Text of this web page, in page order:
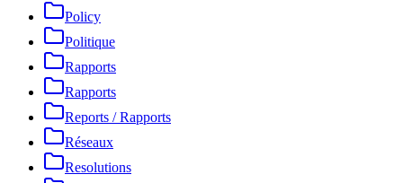
Policy
Politique
Rapports
Rapports
Reports / Rapports
Réseaux
Resolutions